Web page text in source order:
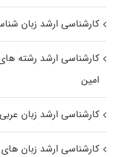
کارشناسی ارشد زبان
کارشناسی ارشد رﺷﺘﻪ
اﻣﻴﻦ
کارشناسی ارشد زبان عربی
کارشناسی ارشد زبان‌ های